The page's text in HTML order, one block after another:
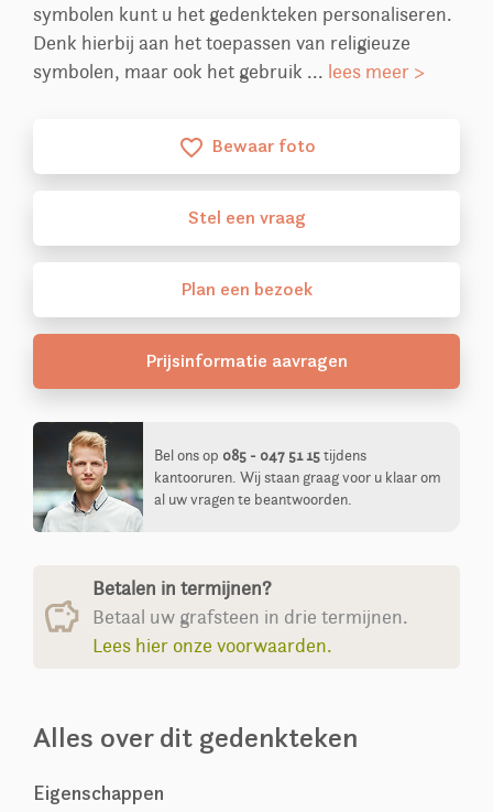
symbolen kunt u het gedenkteken personaliseren.
Denk hierbij aan het toepassen van religieuze
symbolen, maar ook het gebruik ... lees meer >
favorite_border Bewaar foto
Stel een vraag
Plan een bezoek
Prijsinformatie aavragen
Bel ons op 085 - 047 51 15tijdens
kantooruren. Wij staan graag voor u klaar om
al uw vragen te beantwoorden.
Betalen in termijnen?
Betaal uw grafsteen in drie termijnen.
Lees hier onze voorwaarden.
Alles over dit gedenkteken
Eigenschappen